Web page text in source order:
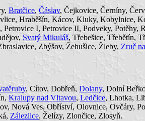
Bratčice, Čáslav, Čejkovice, Černíny,
Hraběšín, Kácov, Kluky, Kobylnice,
Petrovice I, Petrovice II, Podveky, Potěhy,
Svatý Mikuláš, Třebešice, Třebětín,
Zbýšov, Žehušice, Žleby, Zruč
, Cítov, Dobřeň, Dolany, Dolní
Kralupy nad Vltavou, Ledčice, Lhotka,
Nová Ves, Obříství, Olovnice, Ovčáry,
Zálezlice, Želízy, Zlončice, Zlosyň.